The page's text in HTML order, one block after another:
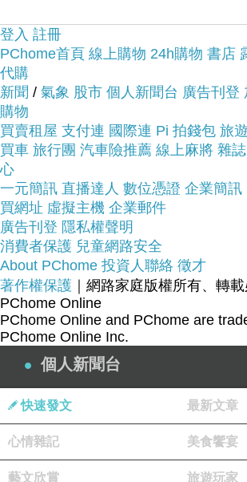
賞期，不滿意可以退貨也
貴!
服務這麼優，當然在網路購物最好啦
看【PONY】PONY SOLA-V2系列
跑鞋-藍-紫紅-女性~~
商品網址:
品號：3552734
*詮釋美式真冬魅力新時尚
*亮眼外型更增添造型感
*舒適穿搭 隨穿隨走 打造風格
登入 註冊
PChome首頁 線上購物 24h購物 書店
代購
新聞 / 氣象 股市 個人新聞台 廣告刊登
購物
買賣租屋 支付連 國際連 Pi 拍錢包 旅遊
買車 旅行團 汽車險推薦 線上麻將 雜誌
心
一元簡訊 直播達人 數位憑證 企業簡訊
買網址 虛擬主機 企業郵件
廣告刊登 隱私權聲明
消費者保護 兒童網路安全
About PChome 投資人聯絡 徵才
著作權保護 ｜網路家庭版權所有、轉
PChome Online
PChome Online and PChome are
PChome Online Inc.
個人新聞台
快速發文 最新文章
心情雜記 美食饗宴
藝文欣賞 旅遊玩家